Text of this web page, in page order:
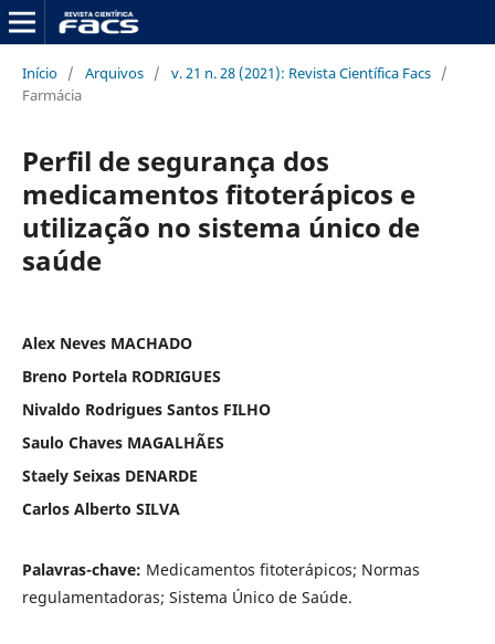
Início / Arquivos / v. 21 n. 28 (2021): Revista Científica Facs /
Farmácia
Perfil de segurança dos
medicamentos fitoterápicos e
utilização no sistema único de
saúde
Alex Neves MACHADO
Breno Portela RODRIGUES
Nivaldo Rodrigues Santos FILHO
Saulo Chaves MAGALHÃES
Staely Seixas DENARDE
Carlos Alberto SILVA
Palavras-chave: Medicamentos fitoterápicos; Normas
regulamentadoras; Sistema Único de Saúde.